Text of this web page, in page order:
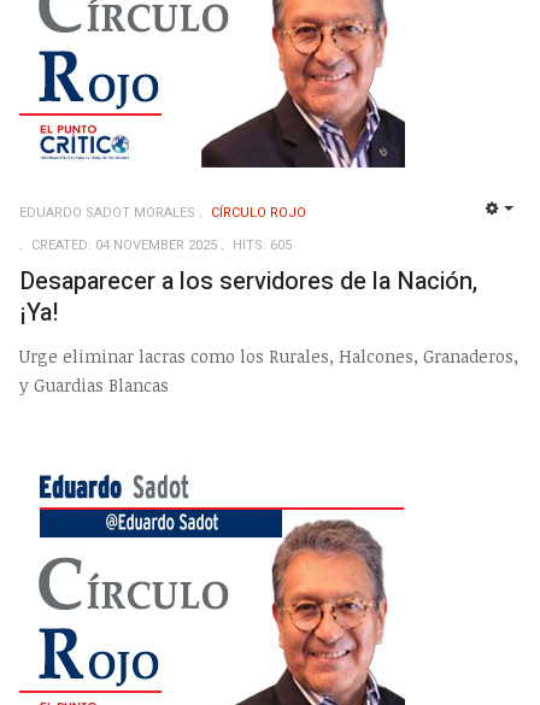
EDUARDO SADOT MORALES
CÍRCULO ROJO
CREATED: 04 NOVEMBER 2025
HITS: 605
Desaparecer a los servidores de la Nación,
¡Ya!
Urge eliminar lacras como los Rurales, Halcones, Granaderos,
y Guardias Blancas